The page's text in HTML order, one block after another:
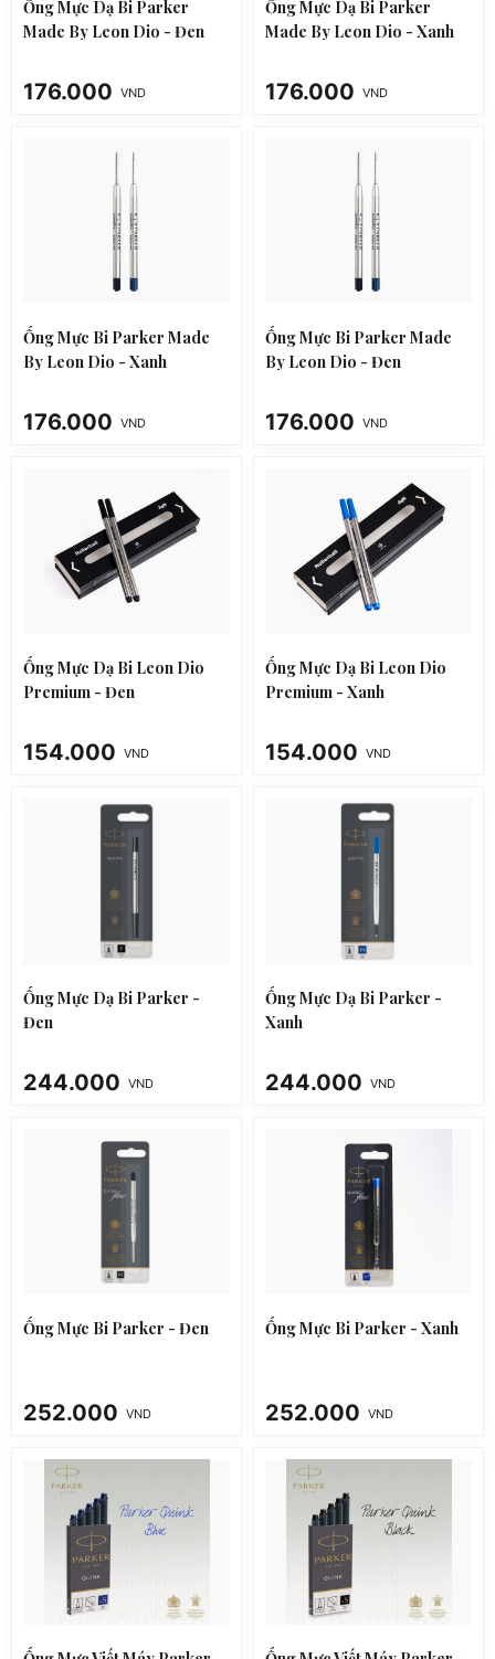
Ống Mực Dạ Bi Parker
Made By Leon Dio - Đen
176.000 VND
Ống Mực Dạ Bi Parker
Made By Leon Dio - Xanh
176.000 VND
Ống Mực Bi Parker Made
By Leon Dio - Xanh
176.000 VND
Ống Mực Bi Parker Made
By Leon Dio - Đen
176.000 VND
Ống Mực Dạ Bi Leon Dio
Premium - Đen
154.000 VND
Ống Mực Dạ Bi Leon Dio
Premium - Xanh
154.000 VND
Ống Mực Dạ Bi Parker -
Đen
244.000 VND
Ống Mực Dạ Bi Parker -
Xanh
244.000 VND
Ống Mực Bi Parker - Đen
252.000 VND
Ống Mực Bi Parker - Xanh
252.000 VND